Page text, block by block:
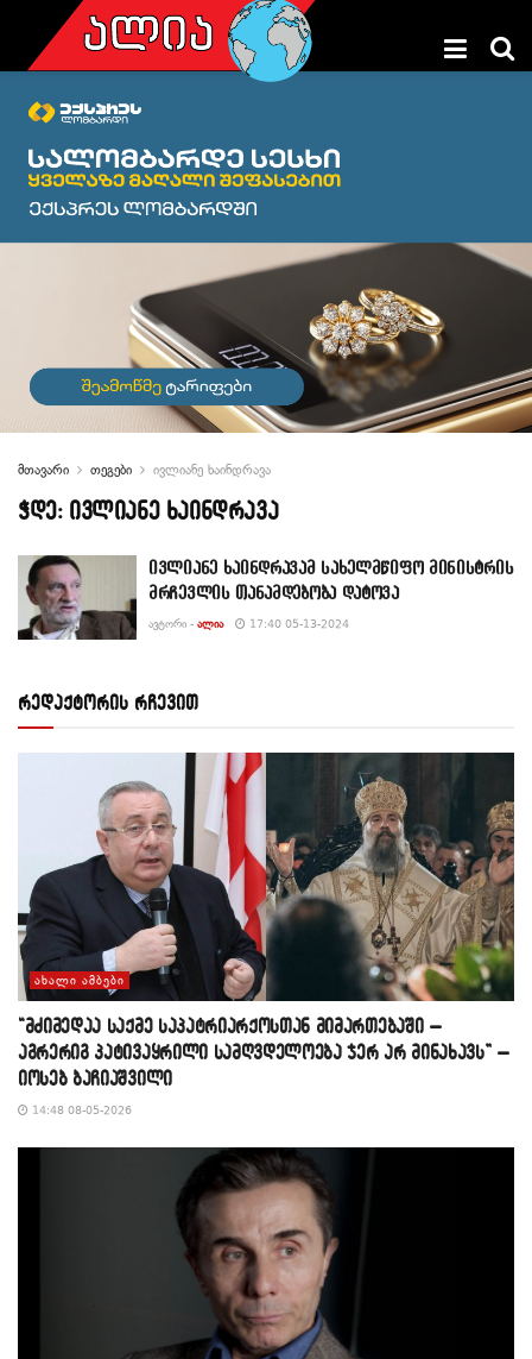
მთავარი თეგები ივლიანე ხაინდრავა
ჭდე: ივლიანე ხაინდრავა
ივლიანე ხაინდრავამ სახელმწიფო მინისტრის
მრჩევლის თანამდებობა დატოვა
ᲐᲕᲢᲝᲠᲘ - ᲐᲚᲘᲐ 17:40 05-13-2024
რედაქტორის რჩევით
ᲐᲮᲐᲚᲘ ᲐᲛᲑᲔᲑᲘ
“მძიმედაა საქმე საპატრიარქოსთან მიმართებაში –
აგრერიგ პატივაყრილი სამღვდელოება ჯერ არ მინახავს” –
იოსებ ბაჩიაშვილი
14:48 08-05-2026